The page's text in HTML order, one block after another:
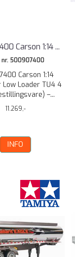
Carson 1:14 ...
nr. 500907400
Carson 1:14
Low Loader TU4 4
–...
11.269,-
INFO